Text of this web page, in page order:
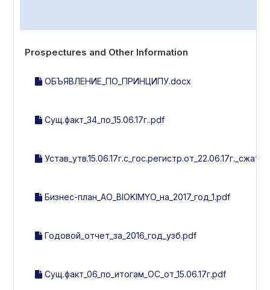
Prospectures and Other Information
ОБЪЯВЛЕНИЕ_ПО_ПРИНЦИПУ.docx
Сущ.факт_34_по_15.06.17г..pdf
Бизнес-план_АО_BIOKIMYO_на_2017_год_1.pdf
Годовой_отчет_за_2016_год_узб.pdf
Сущ.факт_06_по_итогам_ОС_от_15.06.17г.pdf